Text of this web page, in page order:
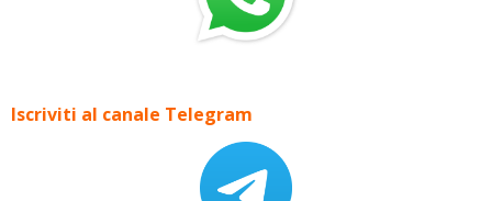
Iscriviti al canale Telegram